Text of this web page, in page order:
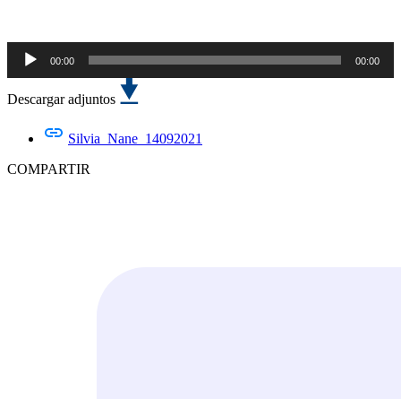
Reproductor
de
audio
00:00 00:00
Descargar adjuntos
Silvia_Nane_14092021
COMPARTIR